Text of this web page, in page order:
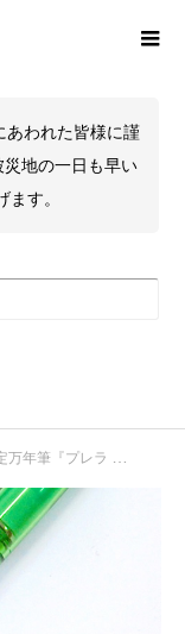
あわれた皆様に謹
地の一日も早い
す。
トグリーン』3月25日（土）販売開始！